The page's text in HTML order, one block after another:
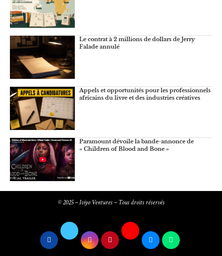
Le contrat à 2 millions de dollars de Jerry
Falade annulé
Appels et opportunités pour les professionnels
africains du livre et des industries créatives
Paramount dévoile la bande-annonce de
« Children of Blood and Bone »
© 2025 – Iviyo Ventures – Tous droits réservés